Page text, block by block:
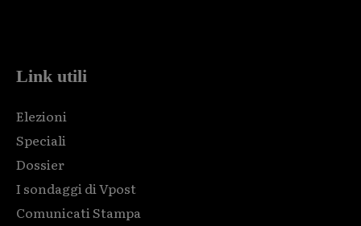
Link utili
Elezioni
Speciali
Dossier
I sondaggi di Vpost
Comunicati Stampa